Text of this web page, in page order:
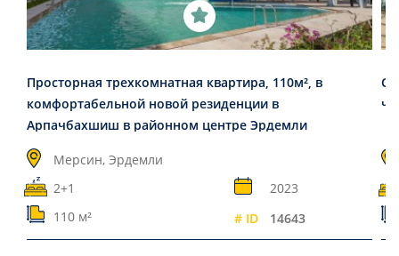
Просторная трехкомнатная квартира, 110м², в
комфортабельной новой резиденции в
Арпачбахшиш в районном центре Эрдемли
Мерсин, Эрдемли
2+1
2023
110 м²
# ID 14643